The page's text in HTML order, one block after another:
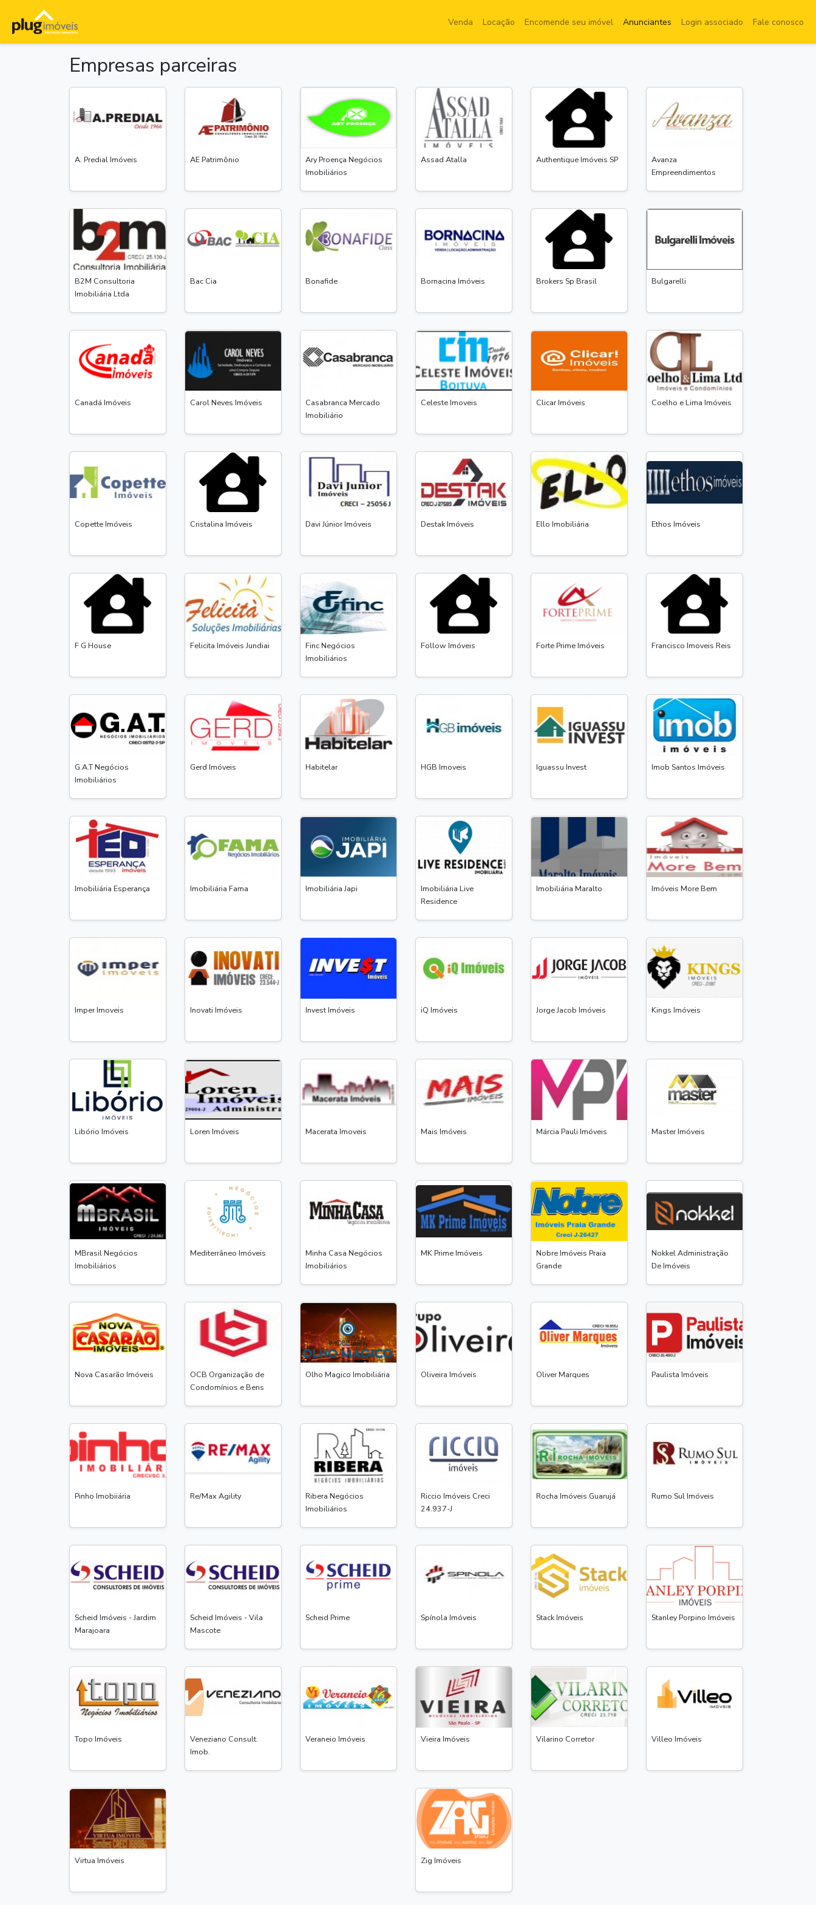
Venda Locação Encomende seu imóvel Anunciantes Login associado Fale conosco
Empresas parceiras
A. Predial Imóveis AE Patrimônio
Ary Proença Negócios
Imobiliários
Assad Atalla Authentique Imóveis SP
Avanza
Empreendimentos
B2M Consultoria
Imobiliária Ltda
Bac Cia Bonafide Bornacina Imóveis Brokers Sp Brasil Bulgarelli
Canadá Imóveis Carol Neves Imóveis
Casabranca Mercado
Imobiliário
Celeste Imoveis Clicar Imóveis Coelho e Lima Imóveis
Copette Imóveis Cristalina Imóveis Davi Júnior Imóveis Destak Imóveis Ello Imobiliária Ethos Imóveis
F G House Felicita Imóveis Jundiai
Finc Negócios
Imobiliários
Follow Imóveis Forte Prime Imóveis Francisco Imoveis Reis
G.A.T Negócios
Imobiliários
Gerd Imóveis Habitelar HGB Imoveis Iguassu Invest Imob Santos Imóveis
Imobiliária Esperança Imobiliária Fama Imobiliária Japi
Imobiliária Live
Residence
Imobiliária Maralto Imóveis More Bem
Imper Imoveis Inovati Imóveis Invest Imóveis iQ Imóveis Jorge Jacob Imóveis Kings Imóveis
Libório Imóveis Loren Imóveis Macerata Imoveis Mais Imóveis Márcia Pauli Imóveis Master Imóveis
MBrasil Negócios
Imobiliários
Mediterrâneo Imóveis
Minha Casa Negócios
Imobiliários
MK Prime Imóveis
Nobre Imóveis Praia
Grande
Nokkel Administração
De Imóveis
Nova Casarão Imóveis
OCB Organização de
Condomínios e Bens
Olho Magico Imobiliária Oliveira Imóveis Oliver Marques Paulista Imóveis
Pinho Imobiiária Re/Max Agility
Ribera Negócios
Imobiliários
Riccio Imóveis Creci
24.937-J
Rocha Imóveis Guarujá Rumo Sul Imóveis
Scheid Imóveis - Jardim
Marajoara
Scheid Imóveis - Vila
Mascote
Scheid Prime Spínola Imóveis Stack Imóveis Stanley Porpino Imóveis
Topo Imóveis
Veneziano Consult.
Imob.
Veraneio Imóveis Vieira Imóveis Vilarino Corretor Villeo Imóveis
Virtua Imóveis Zig Imóveis